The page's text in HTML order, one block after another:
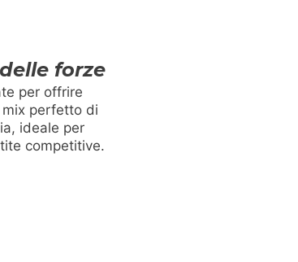
forze
per offrire
mix perfetto di
ideale per
competitive.